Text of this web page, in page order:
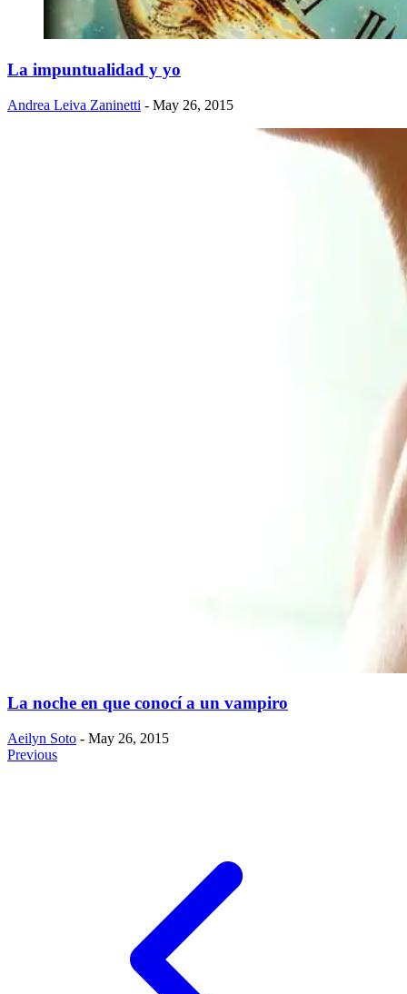
La impuntualidad y yo
Andrea Leiva Zaninetti - May 26, 2015
La noche en que conocí a un vampiro
Aeilyn Soto - May 26, 2015
Previous